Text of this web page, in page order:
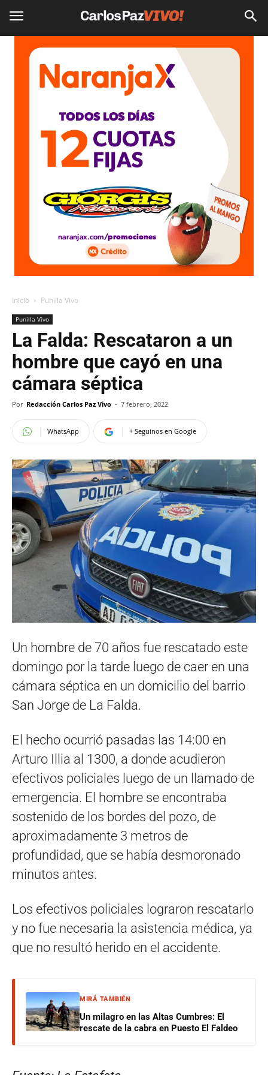
Inicio Punilla Vivo
Punilla Vivo
La Falda: Rescataron a un
hombre que cayó en una
cámara séptica
Por Redacción Carlos Paz Vivo - 7 febrero, 2022
WhatsApp + Seguinos en Google
Un hombre de 70 años fue rescatado este
domingo por la tarde luego de caer en una
cámara séptica en un domicilio del barrio
San Jorge de La Falda.
El hecho ocurrió pasadas las 14:00 en
Arturo Illia al 1300, a donde acudieron
efectivos policiales luego de un llamado de
emergencia. El hombre se encontraba
sostenido de los bordes del pozo, de
aproximadamente 3 metros de
profundidad, que se había desmoronado
minutos antes.
Los efectivos policiales lograron rescatarlo
y no fue necesaria la asistencia médica, ya
que no resultó herido en el accidente.
MIRÁ TAMBIÉN
Un milagro en las Altas Cumbres: El
rescate de la cabra en Puesto El Faldeo